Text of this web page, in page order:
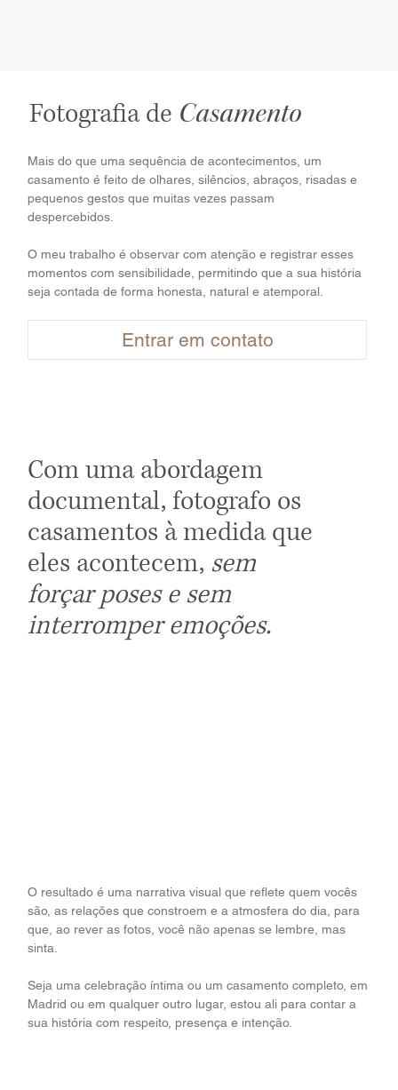
Fotografia de Casamento
Mais do que uma sequência de acontecimentos, um
casamento é feito de olhares, silêncios, abraços, risadas e
pequenos gestos que muitas vezes passam
despercebidos.
O meu trabalho é observar com atenção e registrar esses
momentos com sensibilidade, permitindo que a sua história
seja contada de forma honesta, natural e atemporal.
Entrar em contato
Com uma abordagem
documental, fotografo os
casamentos à medida que
eles acontecem, sem
forçar poses e sem
interromper emoções.
O resultado é uma narrativa visual que reflete quem vocês
são, as relações que constroem e a atmosfera do dia, para
que, ao rever as fotos, você não apenas se lembre, mas
sinta.
Seja uma celebração íntima ou um casamento completo, em
Madrid ou em qualquer outro lugar, estou ali para contar a
sua história com respeito, presença e intenção.